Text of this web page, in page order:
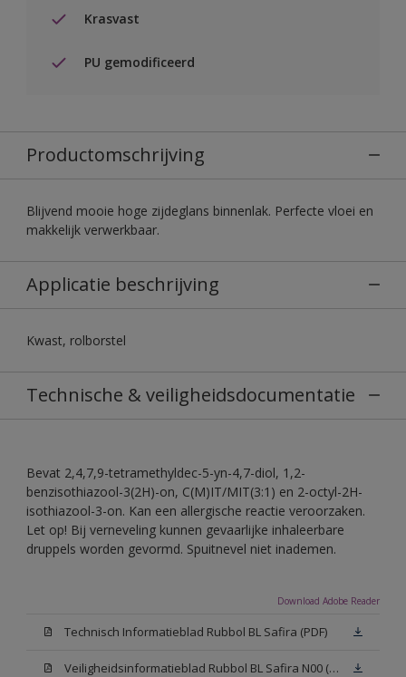
Krasvast
PU gemodificeerd
Productomschrijving
Blijvend mooie hoge zijdeglans binnenlak. Perfecte vloei en
makkelijk verwerkbaar.
Applicatie beschrijving
Kwast, rolborstel
Technische & veiligheidsdocumentatie
Bevat 2,4,7,9-tetramethyldec-5-yn-4,7-diol, 1,2-
benzisothiazool-3(2H)-on, C(M)IT/MIT(3:1) en 2-octyl-2H-
isothiazool-3-on. Kan een allergische reactie veroorzaken.
Let op! Bij verneveling kunnen gevaarlijke inhaleerbare
druppels worden gevormd. Spuitnevel niet inademen.
Download Adobe Reader
Technisch Informatieblad Rubbol BL Safira (PDF)
Veiligheidsinformatieblad Rubbol BL Safira N00 (MSDS)